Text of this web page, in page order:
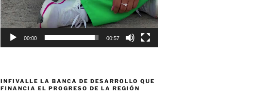
00:00 00:57
INFIVALLE LA BANCA DE DESARROLLO QUE
FINANCIA EL PROGRESO DE LA REGIÓN